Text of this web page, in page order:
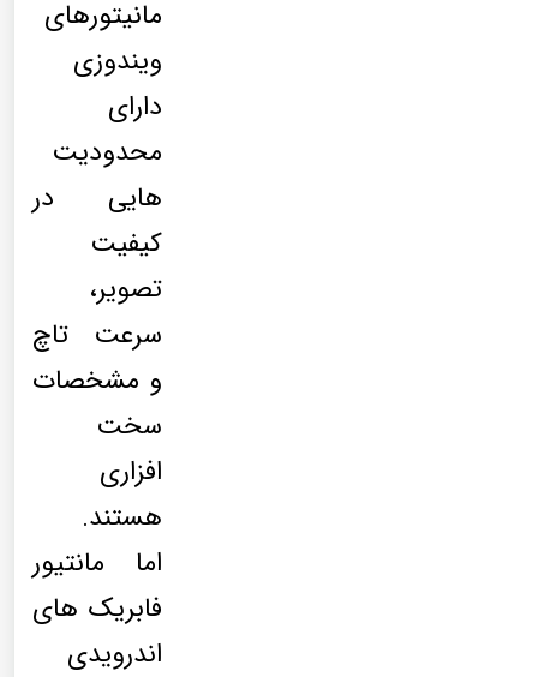
مانیتورهای
ویندوزی
دارای
محدودیت
هایی در
کیفیت
تصویر،
سرعت تاچ
و مشخصات
سخت
افزاری
هستند.
اما مانتیور
فابریک های
اندرویدی